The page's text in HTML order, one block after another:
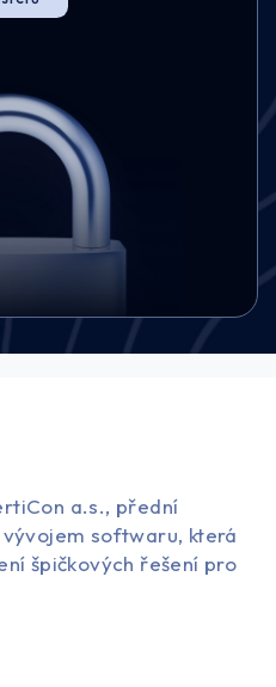
a.s., přední
softwaru, která
špičkových řešení pro